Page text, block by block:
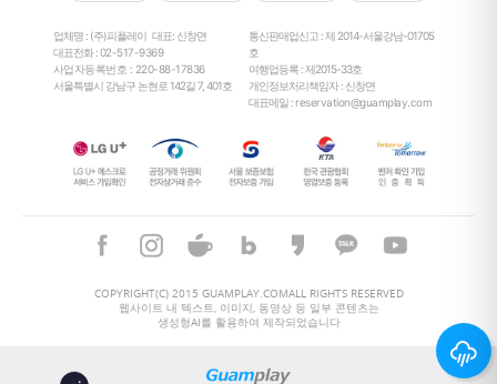
업체명 : (주)피플레이
대표: 신창면
대표전화 :02-517-9369
사업자등록번호 : 220-88-17836
서울특별시 강남구 논현로 142길 7, 401호
통신판매업신고 : 제 2014-서울강남-01705
호
여행업등록 : 제2015-33호
개인정보처리책임자 : 신창면
대표메일 :reservation@guamplay.com
COPYRIGHT(C) 2015 GUAMPLAY.COMALL RIGHTS RESERVED
웹사이트 내 텍스트, 이미지, 동영상 등 일부 콘텐츠는
생성형AI를 활용하여 제작되었습니다
ai